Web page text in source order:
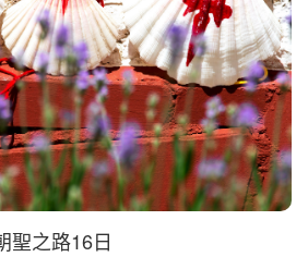
聖之路16日